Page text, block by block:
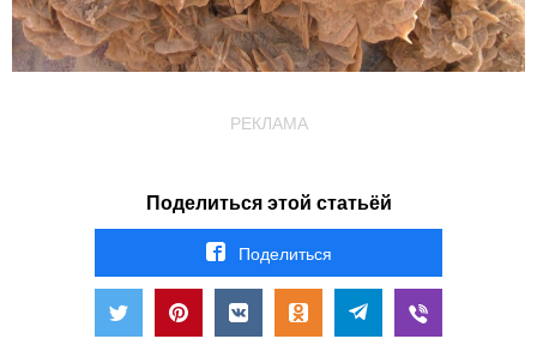
РЕКЛАМА
Поделиться этой статьёй
Поделиться